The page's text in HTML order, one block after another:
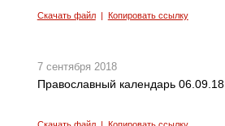
Скачать файл| Копировать ссылку
7 сентября 2018
Православный календарь 06.09.18
Скачать файл| Копировать ссылку